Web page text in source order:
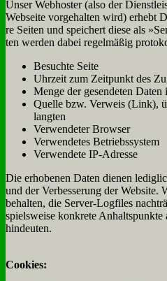
Un­ser Web­ho­ster (al­so der
Web­sei­te vor­ge­hal­ten wird) er­hebt
re Sei­ten und spei­chert die­se als
ten wer­den da­bei re­gel­mä­ßig
Be­such­te Sei­te
Uhr­zeit zum Zeit­punkt des
Men­ge der ge­sen­de­ten Da­ten
Quel­le bzw. Ver­weis (Link),
lang­ten
Ver­wen­de­ter Brow­ser
Ver­wen­de­tes Be­triebs­sy­stem
Ver­wen­de­te IP-Adres­se
Die er­ho­be­nen Da­ten die­nen
und der Ver­bes­se­rung der
be­hal­ten, die Ser­ver-Log­files
spiels­wei­se kon­kre­te
hin­deu­ten.
Coo­kies: